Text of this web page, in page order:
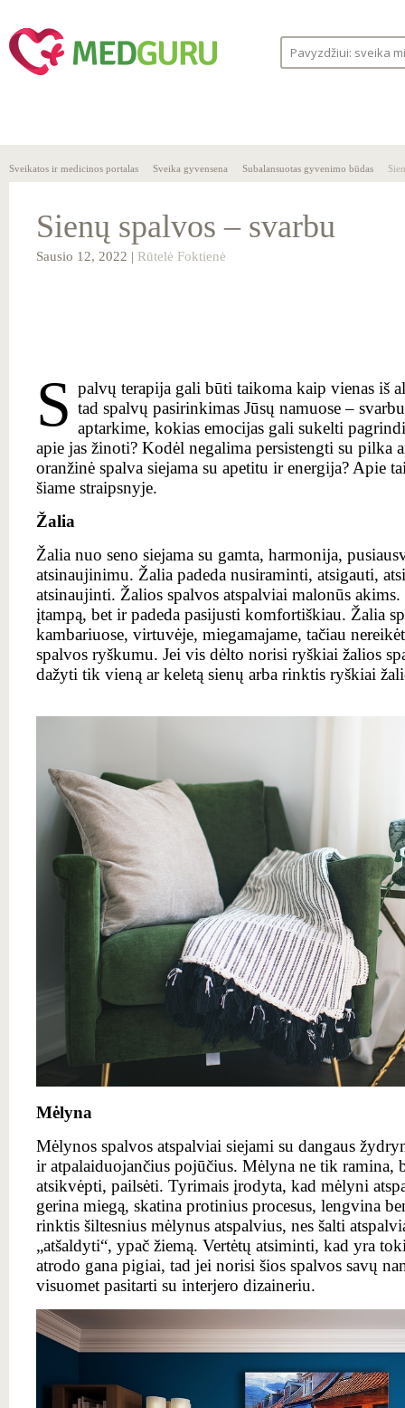
Sveikatos ir medicinos portalas Sveika gyvensena Subalansuotas gyvenimo būdas
Sienų spalvos – svarbu
Sausio 12, 2022 | Rūtelė Foktienė
S palvų terapija gali būti taikoma kaip vienas iš
tad spalvų pasirinkimas Jūsų namuose –
aptarkime, kokias emocijas gali sukelti
apie jas žinoti? Kodėl negalima persistengti su pilka
oranžinė spalva siejama su apetitu ir energija? Apie
šiame straipsnyje.
Žalia
Žalia nuo seno siejama su gamta, harmonija,
atsinaujinimu. Žalia padeda nusiraminti, atsigauti,
atsinaujinti. Žalios spalvos atspalviai malonūs
įtampą, bet ir padeda pasijusti komfortiškiau. Žalia
kambariuose, virtuvėje, miegamajame, tačiau
spalvos ryškumu. Jei vis dėlto norisi ryškiai žalios
dažyti tik vieną ar keletą sienų arba rinktis ryškiai
Mėlyna
Mėlynos spalvos atspalviai siejami su dangaus
ir atpalaiduojančius pojūčius. Mėlyna ne tik ramina,
atsikvėpti, pailsėti. Tyrimais įrodyta, kad mėlyni
gerina miegą, skatina protinius procesus, lengvina
rinktis šiltesnius mėlynus atspalvius, nes šalti
„atšaldyti“, ypač žiemą. Vertėtų atsiminti, kad yra
atrodo gana pigiai, tad jei norisi šios spalvos savų
visuomet pasitarti su interjero dizaineriu.